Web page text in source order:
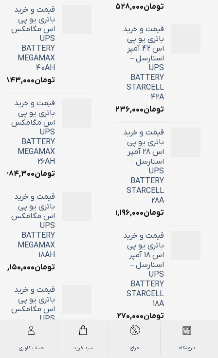
تومان۲۲,۵۲۸,۰۰۰
قیمت و خرید
باتری یو پی
اس 42 آمپر
استارسل –
UPS
BATTERY
STARCELL
42A
تومان۱۶,۲۳۶,۰۰۰
قیمت و خرید
باتری یو پی
اس 28 آمپر
استارسل –
UPS
BATTERY
STARCELL
28A
تومان۹,۱۹۶,۰۰۰
قیمت و خرید
باتری یو پی
اس 18 آمپر
استارسل –
UPS
BATTERY
STARCELL
18A
تومان۶,۲۷۰,۰۰۰
باتری یو پی
قیمت و خرید
باتری یو پی
اس مگامکس
UPS
BATTERY
MEGAMAX
40AH
تومان
قیمت و خرید
باتری یو پی
اس مگامکس
UPS
BATTERY
MEGAMAX
26AH
تومان
قیمت و خرید
باتری یو پی
اس مگامکس
UPS
BATTERY
MEGAMAX
18AH
تومان۷,۱۵۰,۰۰۰
قیمت و خرید
باتری یو پی
اس مگامکس
UPS
BATTERY
9AH
فروشگاه حراج سبد خرید حساب کاربری